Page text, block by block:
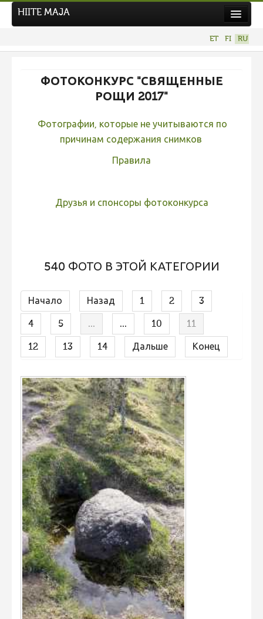
НОВЫЙ ФОТОКОНКУРС
Hiite kuvavõistlus 2026
Фотоконкурс 2025
Фотоконкурс 2022
Не учитываются 2022
Видео 2022
Фотоконкурс 2021
Видео 2021
Фотоконкурс 2020
Видео 2020
Фотоконкурс 2019
Фотоконкурс 2018
Фотоконкурс 2017
Фотоконкурс 2016
Фотоконкурс 2015
Фотоконкурс 2014
Фотоконкурс 2013
Фотоконкурс 2012
HIITE MAJA
ET FI RU
ФОТОКОНКУРС "СВЯЩЕННЫЕ
РОЩИ 2017"
Фотографии, которые не учитываются по
причинам содержания снимков
Правила
Друзья и спонсоры фотоконкурса
540 ФОТО В ЭТОЙ КАТЕГОРИИ
Начало Назад 1 2 3
4 5 ... ... 10 11
12 13 14 Дальше Конец